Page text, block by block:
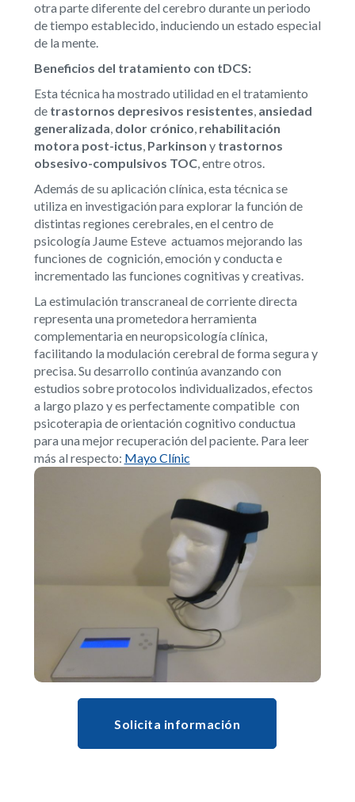
otra parte diferente del cerebro durante un periodo
de tiempo establecido, induciendo un estado especial
de la mente.
Beneficios del tratamiento con tDCS:
Esta técnica ha mostrado utilidad en el tratamiento
de trastornos depresivos resistentes, ansiedad
generalizada, dolor crónico, rehabilitación
motora post-ictus,Parkinson y trastornos
obsesivo-compulsivos TOC, entre otros.
Además de su aplicación clínica, esta técnica se
utiliza en investigación para explorar la función de
distintas regiones cerebrales, en el centro de
psicología Jaume Esteve actuamos mejorando las
funciones de cognición, emoción y conducta e
incrementado las funciones cognitivas y creativas.
La estimulación transcraneal de corriente directa
representa una prometedora herramienta
complementaria en neuropsicología clínica,
facilitando la modulación cerebral de forma segura y
precisa. Su desarrollo continúa avanzando con
estudios sobre protocolos individualizados, efectos
a largo plazo y es perfectamente compatible con
psicoterapia de orientación cognitivo conductua
para una mejor recuperación del paciente. Para leer
más al respecto: Mayo Clínic
Solicita información